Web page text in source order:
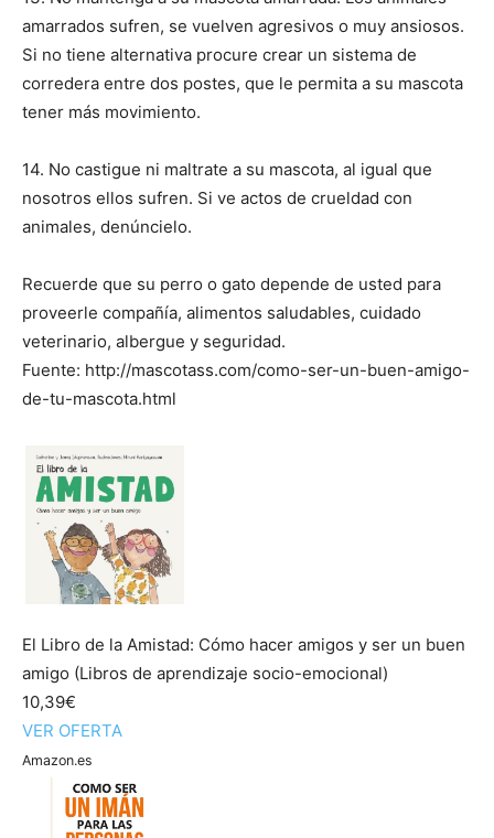
amarrados sufren, se vuelven agresivos o muy ansiosos.
Si no tiene alternativa procure crear un sistema de
corredera entre dos postes, que le permita a su mascota
tener más movimiento.
14. No castigue ni maltrate a su mascota, al igual que
nosotros ellos sufren. Si ve actos de crueldad con
animales, denúncielo.
Recuerde que su perro o gato depende de usted para
proveerle compañía, alimentos saludables, cuidado
veterinario, albergue y seguridad.
Fuente: http://mascotass.com/como-ser-un-buen-amigo-
de-tu-mascota.html
El Libro de la Amistad: Cómo hacer amigos y ser un buen
amigo (Libros de aprendizaje socio-emocional)
10,39€
VER OFERTA
Amazon.es